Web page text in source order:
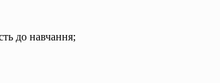
до навчання;